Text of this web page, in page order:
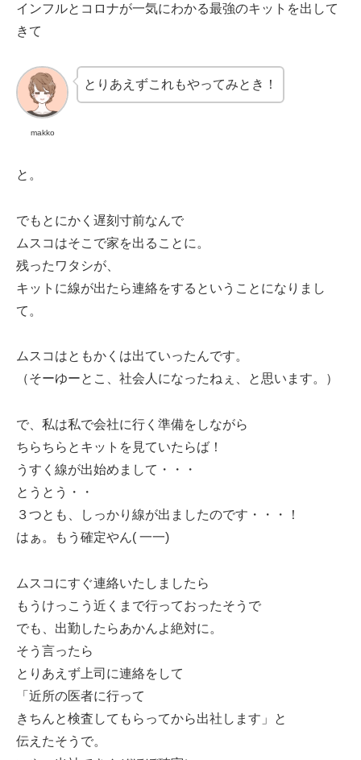
インフルとコロナが一気にわかる最強のキットを出して
きて
makko
とりあえずこれもやってみとき！
と。
でもとにかく遅刻寸前なんで
ムスコはそこで家を出ることに。
残ったワタシが、
キットに線が出たら連絡をするということになりまし
て。
ムスコはともかくは出ていったんです。
（そーゆーとこ、社会人になったねぇ、と思います。）
で、私は私で会社に行く準備をしながら
ちらちらとキットを見ていたらば！
うすく線が出始めまして・・・
とうとう・・
３つとも、しっかり線が出ましたのです・・・！
はぁ。もう確定やん( 一一)
ムスコにすぐ連絡いたしましたら
もうけっこう近くまで行っておったそうで
でも、出勤したらあかんよ絶対に。
そう言ったら
とりあえず上司に連絡をして
「近所の医者に行って
きちんと検査してもらってから出社します」と
伝えたそうで。